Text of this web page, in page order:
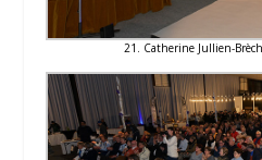
21. Catherine Jullien-